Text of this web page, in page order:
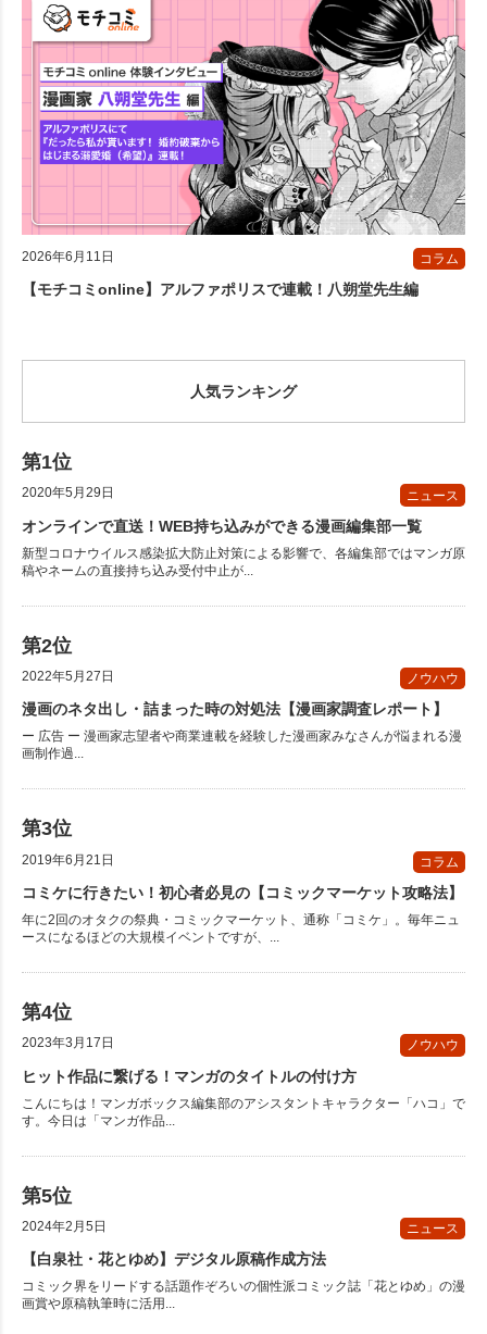
2026年6月11日 コラム
【モチコミonline】アルファポリスで連載！八朔堂先生編
人気ランキング
2020年5月29日 ニュース
オンラインで直送！WEB持ち込みができる漫画編集部一覧
新型コロナウイルス感染拡大防止対策による影響で、各編集部ではマンガ原
稿やネームの直接持ち込み受付中止が...
2022年5月27日 ノウハウ
漫画のネタ出し・詰まった時の対処法【漫画家調査レポート】
ー 広告 ー 漫画家志望者や商業連載を経験した漫画家みなさんが悩まれる漫
画制作過...
2019年6月21日 コラム
コミケに行きたい！初心者必見の【コミックマーケット攻略法】
年に2回のオタクの祭典・コミックマーケット、通称「コミケ」。毎年ニュ
ースになるほどの大規模イベントですが、...
2023年3月17日 ノウハウ
ヒット作品に繋げる！マンガのタイトルの付け方
こんにちは！マンガボックス編集部のアシスタントキャラクター「ハコ」で
す。今日は「マンガ作品...
2024年2月5日 ニュース
【白泉社・花とゆめ】デジタル原稿作成方法
コミック界をリードする話題作ぞろいの個性派コミック誌「花とゆめ」の漫
画賞や原稿執筆時に活用...